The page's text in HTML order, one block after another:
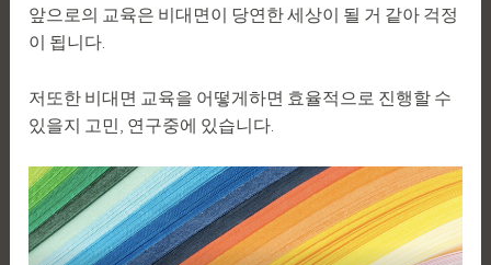
앞으로의 교육은 비대면이 당연한 세상이 될 거 같아 걱정
이 됩니다.
저또한 비대면 교육을 어떻게하면 효율적으로 진행할 수
있을지 고민, 연구중에 있습니다.